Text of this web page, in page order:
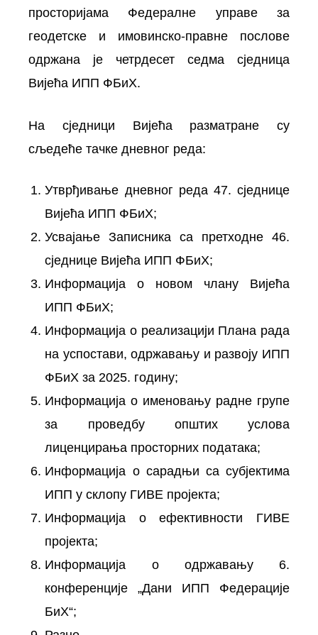
просторијама Федералне управе за
геодетске и имовинско-правне послове
одржана је четрдесет седма сједница
Вијећа ИПП ФБиХ.
На сједници Вијећа разматране су
сљедеће тачке дневног реда:
Утврђивање дневног реда 47. сједнице
Вијећа ИПП ФБиХ;
Усвајање Записника са претходне 46.
сједнице Вијећа ИПП ФБиХ;
Информација о новом члану Вијећа
ИПП ФБиХ;
Информација о реализацији Плана рада
на успостави, одржавању и развоју ИПП
ФБиХ за 2025. годину;
Информација о именовању радне групе
за проведбу општих услова
лиценцирања просторних података;
Информација о сарадњи са субјектима
ИПП у склопу ГИВЕ пројекта;
Информација о ефективности ГИВЕ
пројекта;
Информација о одржавању 6.
конференције „Дани ИПП Федерације
БиХ“;